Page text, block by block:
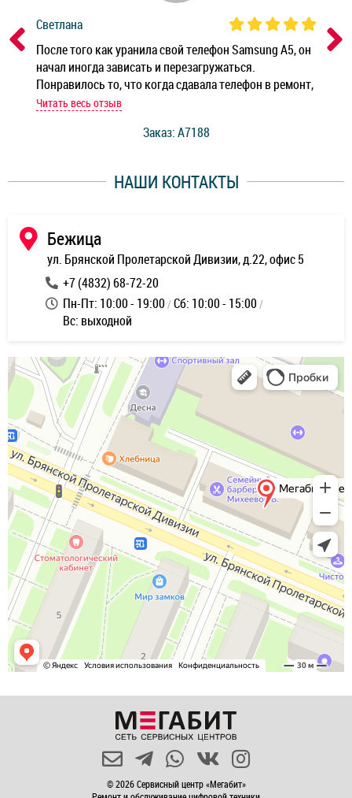
Светлана
После того как уранила свой телефон Samsung A5, он
начал иногда зависать и перезагружаться.
Понравилось то, что когда сдавала телефон в ремонт,
мастер при мне сделал быструю диагностику и сказал
работы и оперативность!
Читать весь отзыв
Заказ: A7188
НАШИ КОНТАКТЫ
Бежица
ул. Брянской Пролетарской Дивизии, д.22, офис 5
+7 (4832) 68-72-20
Пн-Пт: 10:00 - 19:00 Сб: 10:00 - 15:00
Вс: выходной
© 2026 Сервисный центр «Мегабит»